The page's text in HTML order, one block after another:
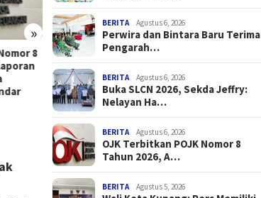
»
8
Wali Kota Kupang: Pers
Memiliki Fungsi Penting
dalam Penyebar Luasan
Informasi
BERITA Agustus 6, 2026
Perwira dan Bintara Baru Terima
Pengarah…
BERITA Agustus 6, 2026
Buka SLCN 2026, Sekda Jeffry:
Nelayan Ha…
BERITA Agustus 6, 2026
OJK Terbitkan POJK Nomor 8
Tahun 2026, A…
BERITA Agustus 5, 2026